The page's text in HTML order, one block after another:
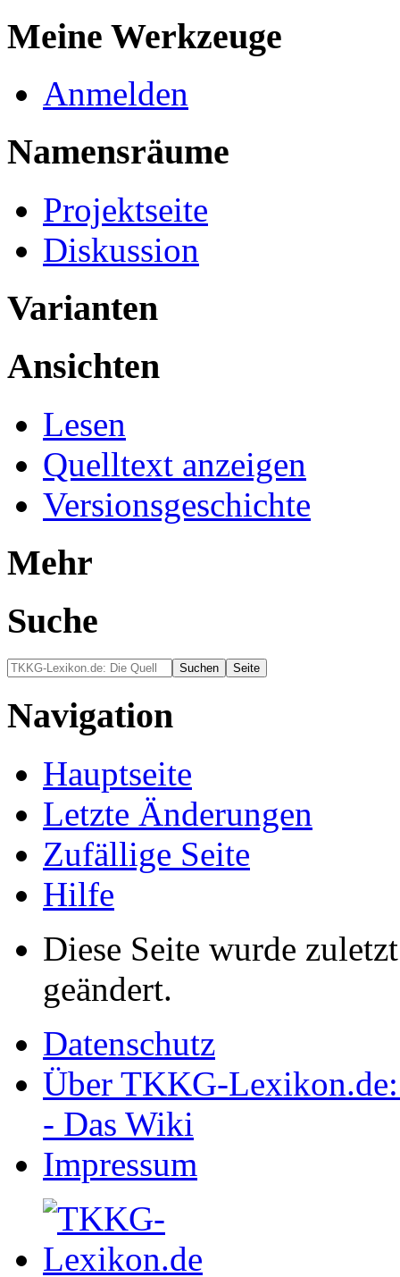
Meine Werkzeuge
Anmelden
Namensräume
Projektseite
Diskussion
Varianten
Ansichten
Lesen
Quelltext anzeigen
Versionsgeschichte
Mehr
Suche
Navigation
Hauptseite
Letzte Änderungen
Zufällige Seite
Hilfe
Diese Seite wurde
geändert.
Datenschutz
Über TKKG-
- Das Wiki
Impressum